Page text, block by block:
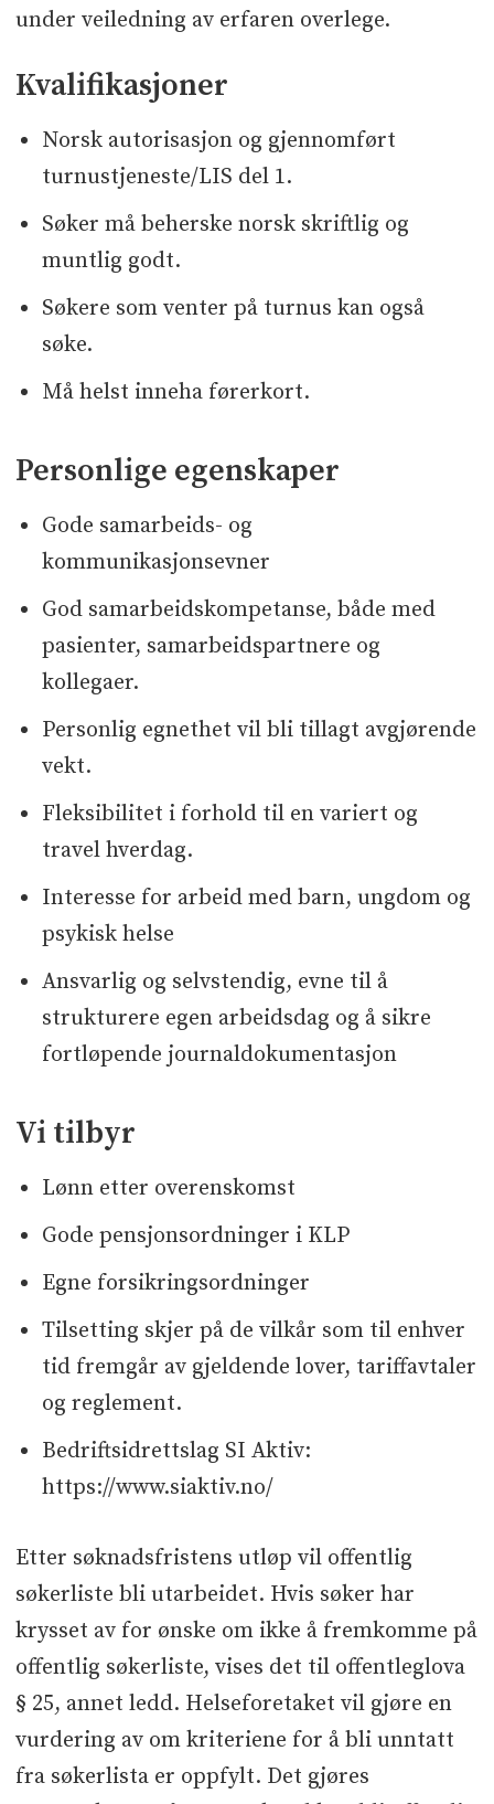
under veiledning av erfaren overlege.
Kvalifikasjoner
Norsk autorisasjon og gjennomført
turnustjeneste/LIS del 1.
Søker må beherske norsk skriftlig og
muntlig godt.
Søkere som venter på turnus kan også
søke.
Må helst inneha førerkort.
Personlige egenskaper
Gode samarbeids- og
kommunikasjonsevner
God samarbeidskompetanse, både med
pasienter, samarbeidspartnere og
kollegaer.
Personlig egnethet vil bli tillagt avgjørende
vekt.
Fleksibilitet i forhold til en variert og
travel hverdag.
Interesse for arbeid med barn, ungdom og
psykisk helse
Ansvarlig og selvstendig, evne til å
strukturere egen arbeidsdag og å sikre
fortløpende journaldokumentasjon
Vi tilbyr
Lønn etter overenskomst
Gode pensjonsordninger i KLP
Egne forsikringsordninger
Tilsetting skjer på de vilkår som til enhver
tid fremgår av gjeldende lover, tariffavtaler
og reglement.
Bedriftsidrettslag SI Aktiv:
https://www.siaktiv.no/
Etter søknadsfristens utløp vil offentlig
søkerliste bli utarbeidet. Hvis søker har
krysset av for ønske om ikke å fremkomme på
offentlig søkerliste, vises det til offentleglova
§ 25, annet ledd. Helseforetaket vil gjøre en
vurdering av om kriteriene for å bli unntatt
fra søkerlista er oppfylt. Det gjøres